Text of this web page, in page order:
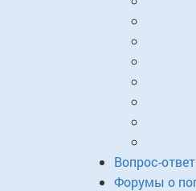
Вопрос-ответ
Форумы о